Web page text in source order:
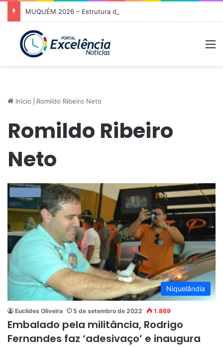
Início Romildo Ribeiro Neto
Romildo Ribeiro
Neto
Niquelândia
Euclides Oliveira 5 de setembro de 2022 1.869
Embalado pela militância, Rodrigo
Fernandes faz ‘adesivaço’ e inaugura